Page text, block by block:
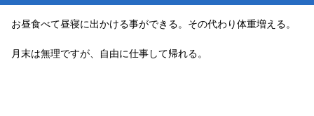
お昼食べて昼寝に出かける事ができる。その代わり体重増える。
月末は無理ですが、自由に仕事して帰れる。